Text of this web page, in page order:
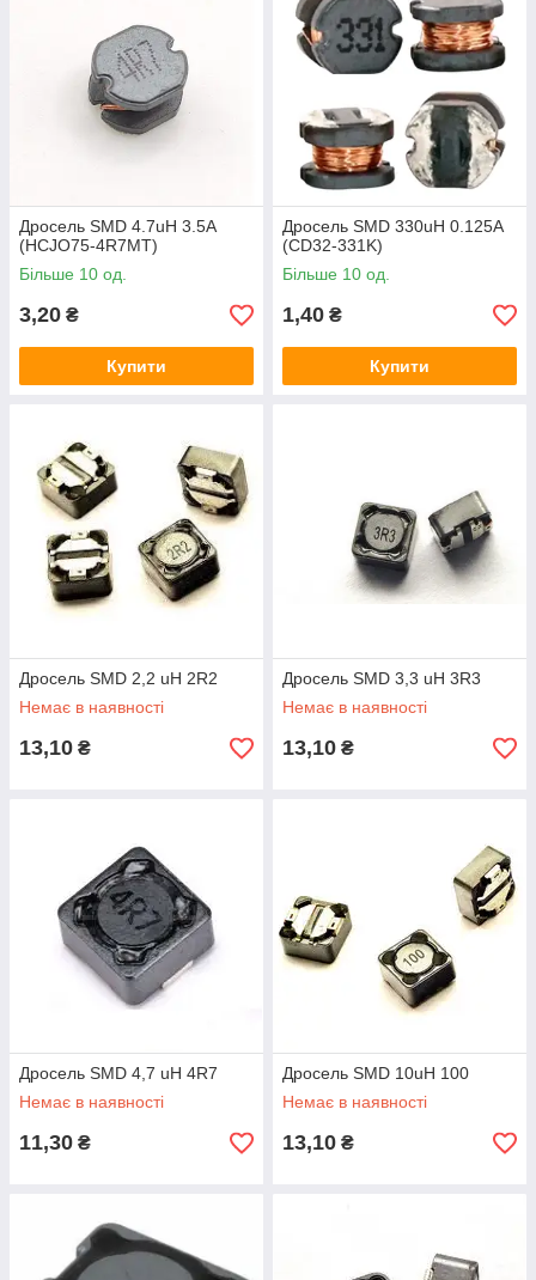
Дросель SMD 4.7uH 3.5A
(HCJO75-4R7MT)
Більше 10 од.
3,20 ₴
Купити
Дросель SMD 330uH 0.125A
(CD32-331K)
Більше 10 од.
1,40 ₴
Купити
Дросель SMD 2,2 uH 2R2
Немає в наявності
13,10 ₴
Дросель SMD 3,3 uH 3R3
Немає в наявності
13,10 ₴
Дросель SMD 4,7 uH 4R7
Немає в наявності
11,30 ₴
Дросель SMD 10uH 100
Немає в наявності
13,10 ₴